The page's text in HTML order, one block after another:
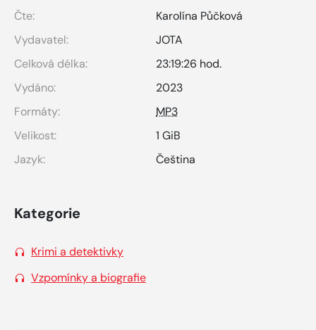
Čte:
Karolína Půčková
Vydavatel:
JOTA
Celková délka:
23:19:26 hod.
Vydáno:
2023
Formáty:
MP3
Velikost:
1 GiB
Jazyk:
Čeština
Kategorie
Krimi a detektivky
Vzpomínky a biografie